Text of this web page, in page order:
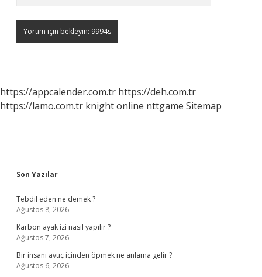
https://appcalender.com.tr https://deh.com.tr
https://lamo.com.tr knight online nttgame Sitemap
Sidebar
Son Yazılar
Tebdil eden ne demek ?
Ağustos 8, 2026
Karbon ayak izi nasıl yapılır ?
Ağustos 7, 2026
Bir insanı avuç içinden öpmek ne anlama gelir ?
Ağustos 6, 2026